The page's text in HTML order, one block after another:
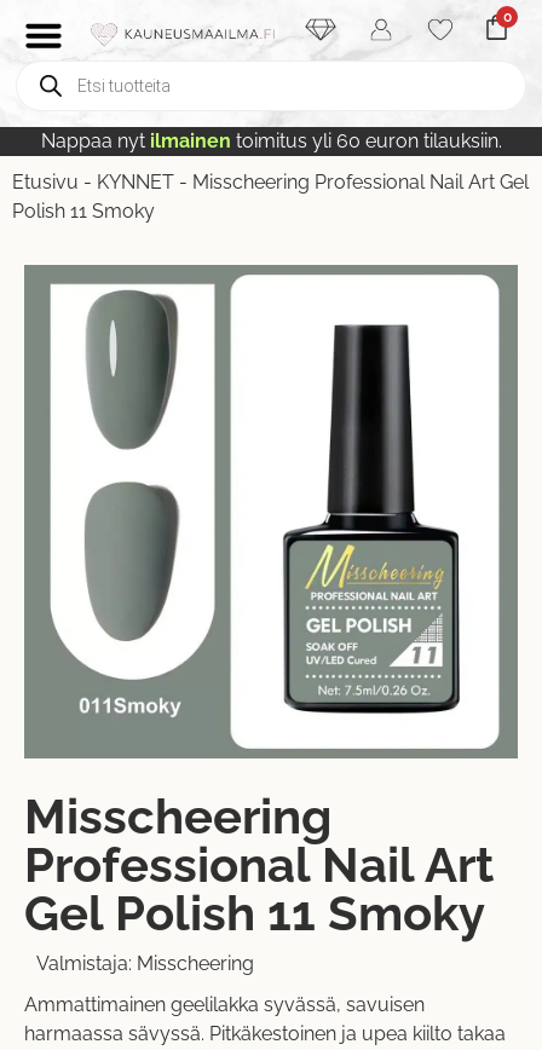
0
Nappaa nyt ilmainen toimitus yli 60 euron tilauksiin.
Etusivu - KYNNET - Misscheering Professional Nail Art Gel
Polish 11 Smoky
Misscheering
Professional Nail Art
Gel Polish 11 Smoky
Valmistaja: Misscheering
Ammattimainen geelilakka syvässä, savuisen
harmaassa sävyssä. Pitkäkestoinen ja upea kiilto takaa